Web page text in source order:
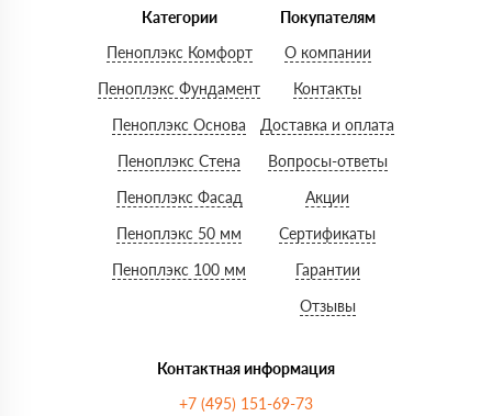
Категории
Пеноплэкс Комфорт
Пеноплэкс Фундамент
Пеноплэкс Основа
Пеноплэкс Стена
Пеноплэкс Фасад
Пеноплэкс 50 мм
Пеноплэкс 100 мм
Покупателям
О компании
Контакты
Доставка и оплата
Вопросы-ответы
Акции
Сертификаты
Гарантии
Отзывы
Контактная информация
+7 (495) 151-69-73